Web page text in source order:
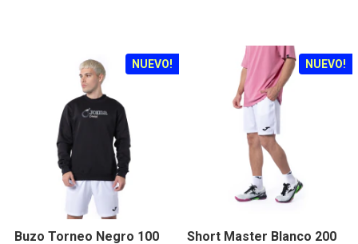
NUEVO!
Buzo Torneo Negro 100
NUEVO!
Short Master Blanco 200